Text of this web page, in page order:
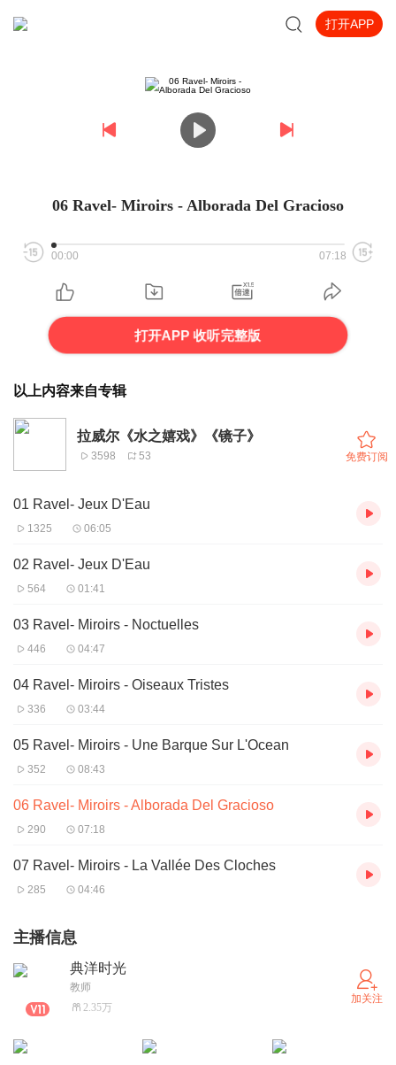
打开APP
06 Ravel- Miroirs - Alborada Del Gracioso
00:00 07:18
打开APP 收听完整版
以上内容来自专辑
拉威尔《水之嬉戏》《镜子》
3598 53 免费订阅
01 Ravel- Jeux D'Eau
1325 06:05
02 Ravel- Jeux D'Eau
564 01:41
03 Ravel- Miroirs - Noctuelles
446 04:47
04 Ravel- Miroirs - Oiseaux Tristes
336 03:44
05 Ravel- Miroirs - Une Barque Sur L'Ocean
352 08:43
06 Ravel- Miroirs - Alborada Del Gracioso
290 07:18
07 Ravel- Miroirs - La Vallée Des Cloches
285 04:46
主播信息
典洋时光
教师
2.35万
加关注